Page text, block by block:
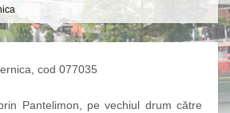
cod 077035
Pantelimon, pe vechiul drum către